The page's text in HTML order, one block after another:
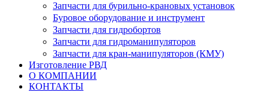
Запчасти для бурильно-крановых установок
Буровое оборудование и инструмент
Запчасти для гидробортов
Запчасти для гидроманипуляторов
Запчасти для кран-манипуляторов (КМУ)
Изготовление РВД
О КОМПАНИИ
КОНТАКТЫ